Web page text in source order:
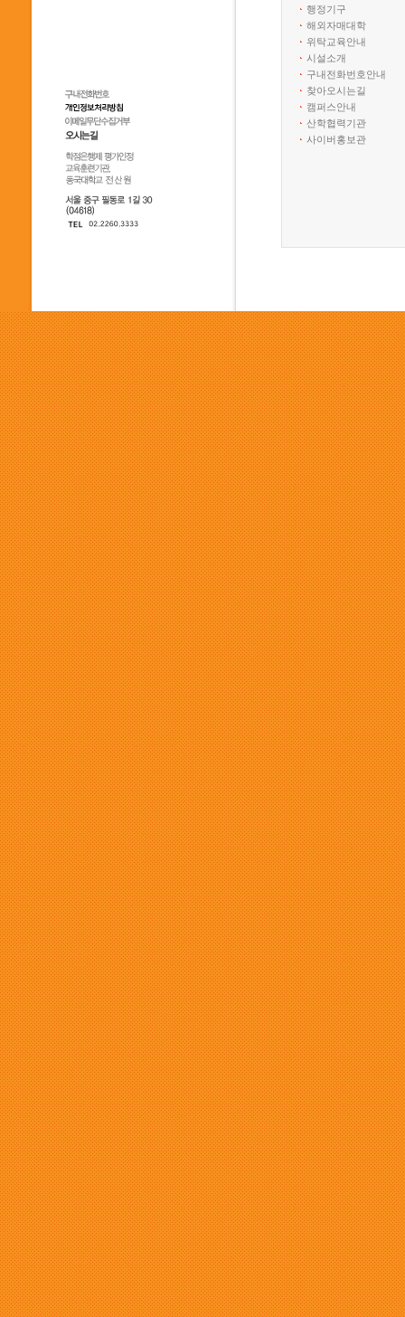
행정기구
해외자매대학
위탁교육안내
시설소개
구내전화번호안내
찾아오시는길
캠퍼스안내
산학협력기관
사이버홍보관